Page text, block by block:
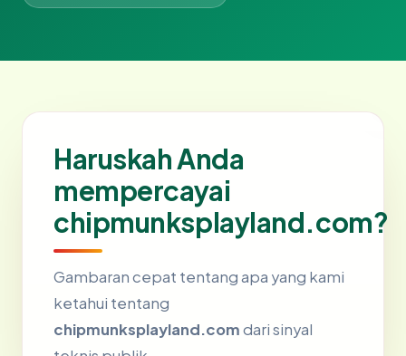
Haruskah Anda
mempercayai
chipmunksplayland.com?
Gambaran cepat tentang apa yang kami
ketahui tentang
chipmunksplayland.comdari sinyal